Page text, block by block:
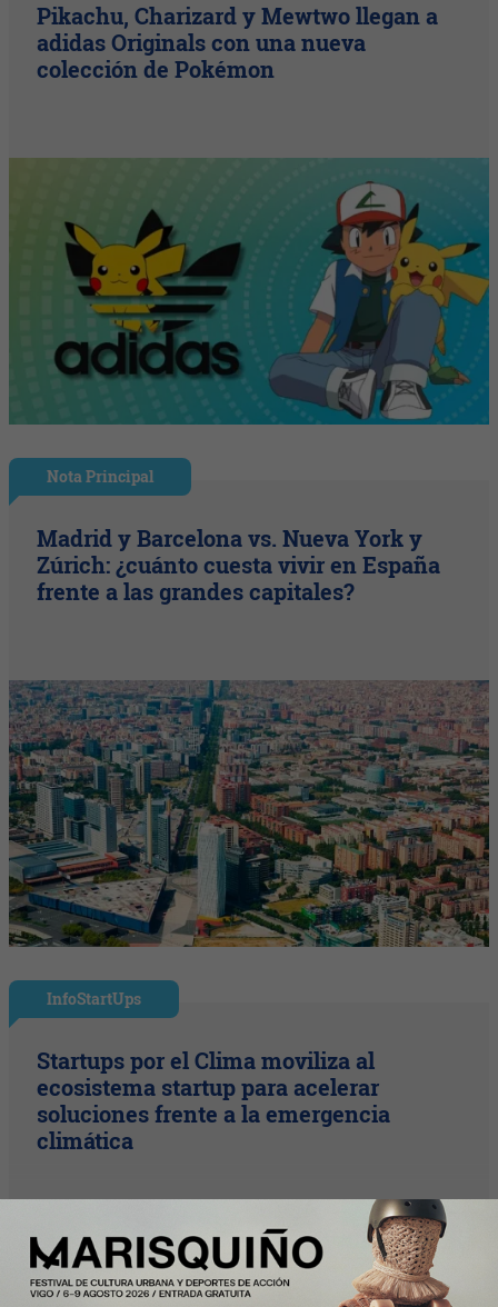
Pikachu, Charizard y Mewtwo llegan a
adidas Originals con una nueva
colección de Pokémon
Nota Principal
Madrid y Barcelona vs. Nueva York y
Zúrich: ¿cuánto cuesta vivir en España
frente a las grandes capitales?
InfoStartUps
Startups por el Clima moviliza al
ecosistema startup para acelerar
soluciones frente a la emergencia
climática